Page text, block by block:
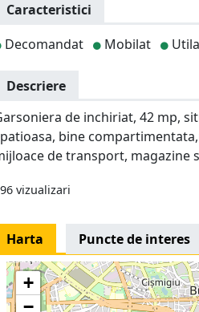
Caracteristici
Decomandat
Mobilat
Descriere
de inchiriat, 42 mp,
bine
de transport, magazine
vizualizari
Harta Puncte de interes
+
−